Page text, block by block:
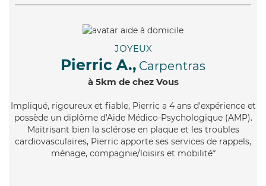
JOYEUX
Pierric A., Carpentras
à 5km de chez Vous
Impliqué, rigoureux et fiable, Pierric a 4 ans d'expérience et
possède un diplôme d'Aide Médico-Psychologique (AMP).
Maitrisant bien la sclérose en plaque et les troubles
cardiovasculaires, Pierric apporte ses services de rappels,
ménage, compagnie/loisirs et mobilité*